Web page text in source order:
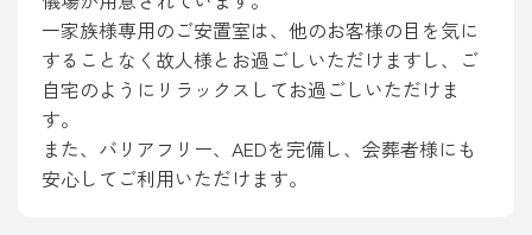
一家族様専用のご安置室は、他のお客様の目を気に
することなく故人様とお過ごしいただけますし、ご
自宅のようにリラックスしてお過ごしいただけま
す。
また、バリアフリー、AEDを完備し、会葬者様にも
安心してご利用いただけます。